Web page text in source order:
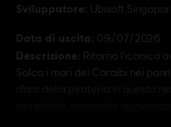
Sviluppatore: Ubisoft
Data di uscita: 09/07/2026
Descrizione: Ritorna l'iconica
Solca i mari dei Caraibi nei